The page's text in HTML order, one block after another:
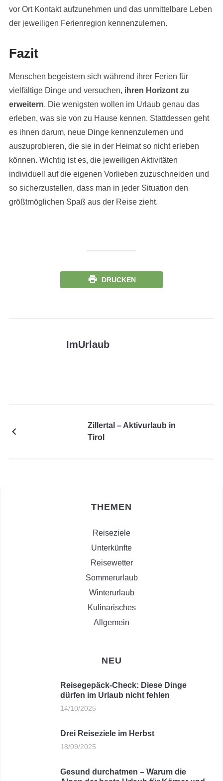
vor Ort Kontakt aufzunehmen und das unmittelbare Leben
der jeweiligen Ferienregion kennenzulernen.
Fazit
Menschen begeistern sich während ihrer Ferien für
vielfältige Dinge und versuchen, ihren Horizont zu
erweitern. Die wenigsten wollen im Urlaub genau das
erleben, was sie von zu Hause kennen. Stattdessen geht
es ihnen darum, neue Dinge kennenzulernen und
auszuprobieren, die sie in der Heimat so nicht erleben
können. Wichtig ist es, die jeweiligen Aktivitäten
individuell auf die eigenen Vorlieben zuzuschneiden und
so sicherzustellen, dass man in jeder Situation den
größtmöglichen Spaß aus der Reise zieht.
DRUCKEN
ImUrlaub
Zillertal – Aktivurlaub in
Tirol
THEMEN
Reiseziele
Unterkünfte
Reisewetter
Sommerurlaub
Winterurlaub
Kulinarisches
Allgemein
NEU
Reisegepäck-Check: Diese Dinge
dürfen im Urlaub nicht fehlen
14/10/2025
Drei Reiseziele im Herbst
18/09/2025
Gesund durchatmen – Warum die